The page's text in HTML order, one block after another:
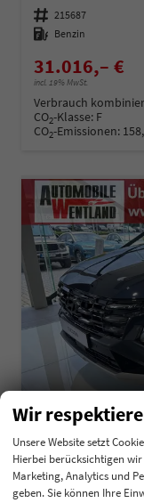
Fahrzeugnummer 215687
Kraftstoff Benzin
31.016,– €
incl. 19% MwSt.
Verbrauch
CO2-Klasse: F
CO2-Emissionen:
Hyundai
1.6 T-GDI 48V
Wir
Unsere Website setzt
Hierbei berücksichtigen
Marketing, Analytics und
geben. Sie können Ihre